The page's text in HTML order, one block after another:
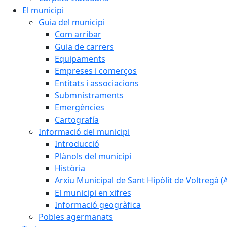
El municipi
Guia del municipi
Com arribar
Guia de carrers
Equipaments
Empreses i comerços
Entitats i associacions
Submnistraments
Emergències
Cartografía
Informació del municipi
Introducció
Plànols del municipi
Història
Arxiu Municipal de Sant Hipòlit de Voltregà
El municipi en xifres
Informació geogràfica
Pobles agermanats